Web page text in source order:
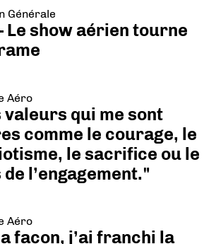
Générale
- Le show aérien tourne
Aéro
valeurs qui me sont
comme le courage, le
le sacrifice ou le
de l’engagement."
Aéro
façon, j’ai franchi la